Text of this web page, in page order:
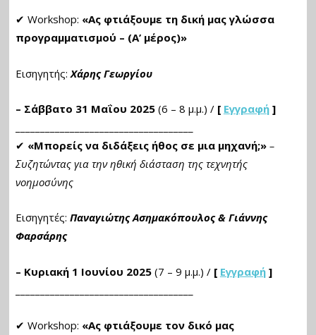
✔ Workshop: «Ας φτιάξουμε τη δική μας γλώσσα
προγραμματισμού – (Α’ μέρος)»
Εισηγητής: Χάρης Γεωργίου
– Σάββατο 31 Μαΐου 2025(6 – 8 μ.μ.) / [ Εγγραφή]
✔ «Μπορείς να διδάξεις ήθος σε μια μηχανή;»–
Συζητώντας για την ηθική διάσταση της τεχνητής
νοημοσύνης
Εισηγητές: Παναγιώτης Ασημακόπουλος & Γιάννης
Φαρσάρης
– Κυριακή 1 Ιουνίου 2025(7 – 9 μ.μ.) / [ Εγγραφή]
✔ Workshop: «Ας φτιάξουμε τον δικό μας